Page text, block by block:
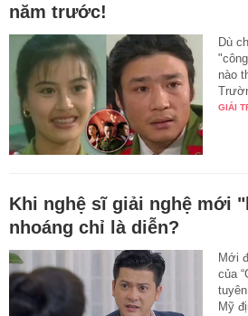
năm trước!
Dù
nào
GIẢI
Khi nghệ sĩ giải nghệ mới
nhoáng chỉ là diễn?
Mới
của
Mỹ